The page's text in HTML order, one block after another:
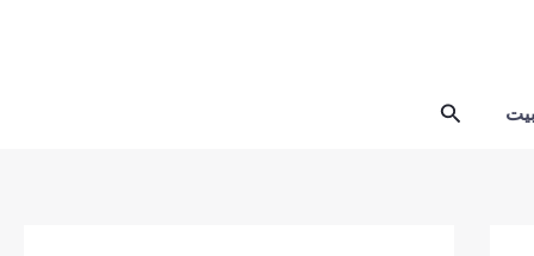
Search بيت